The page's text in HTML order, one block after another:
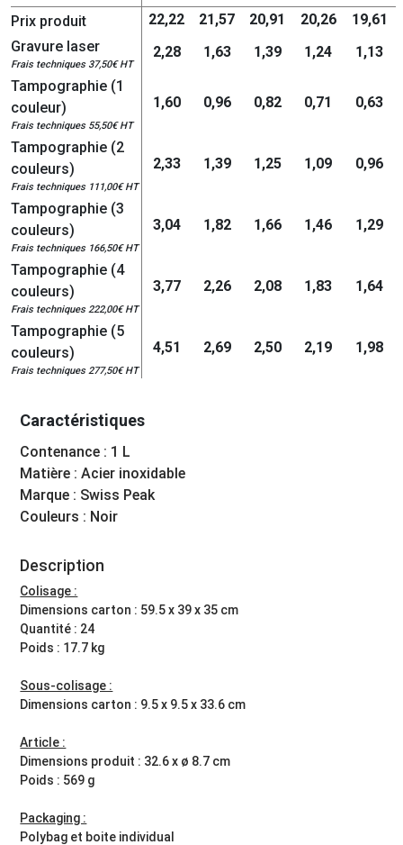
Prix produit 22,22 21,57 20,91 20,26
19,61
Gravure laser
Frais techniques 37,50€ HT
2,28 1,63 1,39 1,24
1,13
Tampographie (1
couleur)
Frais techniques 55,50€ HT
1,60 0,96 0,82 0,71 0,63
Tampographie (2
couleurs)
Frais techniques 111,00€ HT
2,33 1,39 1,25 1,09 0,96
Tampographie (3
couleurs)
Frais techniques 166,50€ HT
3,04 1,82 1,66 1,46 1,29
Tampographie (4
couleurs)
Frais techniques 222,00€ HT
3,77 2,26 2,08 1,83 1,64
Tampographie (5
couleurs)
Frais techniques 277,50€ HT
4,51 2,69 2,50 2,19 1,98
Caractéristiques
Contenance : 1 L
Matière : Acier inoxidable
Marque : Swiss Peak
Couleurs : Noir
Description
Colisage :
Dimensions carton : 59.5 x 39 x 35 cm
Quantité : 24
Poids : 17.7 kg
Sous-colisage :
Dimensions carton : 9.5 x 9.5 x 33.6 cm
Article :
Dimensions produit : 32.6 x ø 8.7 cm
Poids : 569 g
Packaging :
Polybag et boite individual